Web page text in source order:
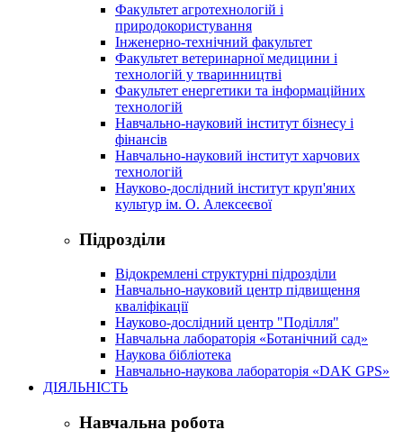
Факультет агротехнологій і
природокористування
Інженерно-технічний факультет
Факультет ветеринарної медицини і
технологій у тваринництві
Факультет енергетики та інформаційних
технологій
Навчально-науковий інститут бізнесу і
фінансів
Навчально-науковий інститут харчових
технологій
Науково-дослідний інститут круп'яних
культур ім. О. Алексеєвої
Підрозділи
Відокремлені структурні підрозділи
Навчально-науковий центр підвищення
кваліфікації
Науково-дослідний центр "Поділля"
Навчальна лабораторія «Ботанічний сад»
Наукова бібліотека
Навчально-наукова лабораторія «DAK GPS»
ДІЯЛЬНІСТЬ
Навчальна робота